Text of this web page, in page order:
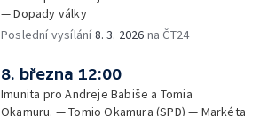
— Dopady války
Poslední vysílání8. 3. 2026 na ČT24
8. března 12:00
Imunita pro Andreje Babiše a Tomia
Okamuru. — Tomio Okamura (SPD) — Markéta